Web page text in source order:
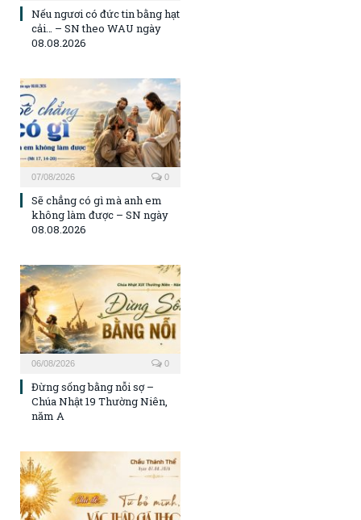
Nếu ngươi có đức tin bằng hạt
cải… – SN theo WAU ngày
08.08.2026
07/08/2026 0
Sẽ chẳng có gì mà anh em
không làm được – SN ngày
08.08.2026
06/08/2026 0
Đừng sống bằng nỗi sợ –
Chúa Nhật 19 Thường Niên,
năm A